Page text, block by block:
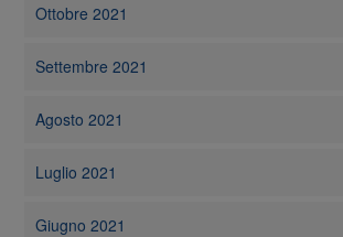
Ottobre 2021
Settembre 2021
Agosto 2021
Luglio 2021
Giugno 2021